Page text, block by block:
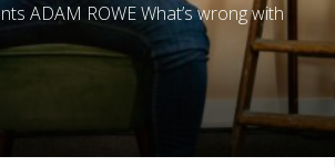
ADAM ROWE What’s wrong with